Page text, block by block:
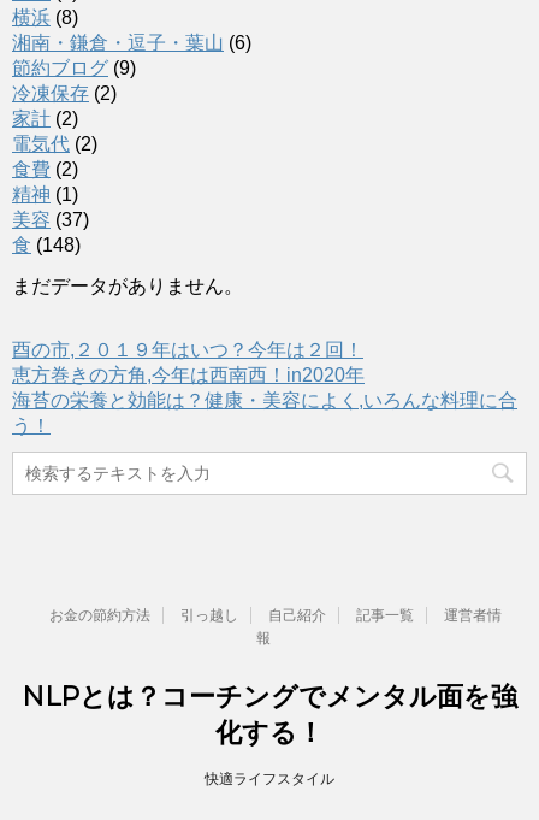
横浜 (8)
湘南・鎌倉・逗子・葉山 (6)
節約ブログ (9)
冷凍保存 (2)
家計 (2)
電気代 (2)
食費 (2)
精神 (1)
美容 (37)
食 (148)
まだデータがありません。
酉の市,２０１９年はいつ？今年は２回！
恵方巻きの方角,今年は西南西！in2020年
海苔の栄養と効能は？健康・美容によく,いろんな料理に合
う！
お金の節約方法 引っ越し 自己紹介 記事一覧
運営者情
報
NLPとは？コーチングでメンタル面を強
化する！
快適ライフスタイル